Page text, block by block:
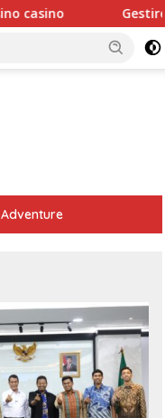
Gestire il tuo
Adventure